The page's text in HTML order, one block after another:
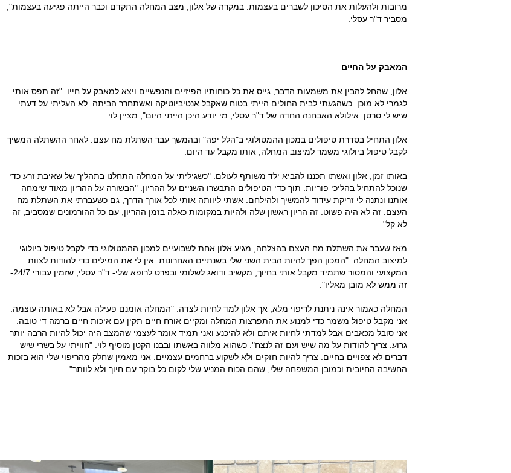
מרובות ולהעלות את הסיכון לשברים בעצמות. במקרה של אלון, מצב המחלה התקדם וכבר הייתה פגיעה בעצמות",
מסביר ד"ר עסלי.
המאבק על החיים
אלון, שהחל להבין את משמעות הדבר, גייס את כל כוחותיו הפיזיים והנפשיים ויצא למאבק על חייו. "זה תפס אותי
לגמרי לא מוכן. כשהגעתי לבית החולים הייתי בטוח שאקבל אנטיביוטיקה ואשתחרר הביתה. לא העליתי על דעתי
שיש לי סרטן. אילולא האבחנה החדה של ד"ר עסלי, מי יודע היכן הייתי היום", מציין לוי.
אלון התחיל בסדרת טיפולים במכון ההמטולוגי ב"הלל יפה" ובהמשך עבר השתלת מח עצם. לאחר ההשתלה המשיך
לקבל טיפול ביולוגי משמר למיצוב המחלה, אותו מקבל עד היום.
באותו זמן, אלון ואשתו תכננו להביא ילד משותף לעולם. "כשגיליתי על המחלה התחלנו בתהליך של שאיבת זרע כדי
שנוכל להתחיל בהליכי פוריות. תוך כדי הטיפולים התבשרו השניים על ההריון. "הבשורה על ההריון מאוד שימחה
אותנו ונתנה לי זריקת עידוד להמשיך ולהילחם. אשתי ליוותה אותי לכל אורך הדרך, גם כשעברתי את השתלת מח
העצם. זה לא היה פשוט. זה הריון ראשון שלה ולהיות במקומות כאלה בזמן ההריון, עם כל ההורמונים שמסביב, זה
לא קל".
מאז שעבר את השתלת מח העצם בהצלחה, מגיע אלון אחת לשבועיים למכון ההמטולוגי כדי לקבל טיפול ביולוגי
למיצוב המחלה. "המכון הפך להיות הבית השני שלי בשנתיים האחרונות. אין לי את המילים כדי להודות לצוות
המקצועי והמסור שתמיד מקבל אותי בחיוך, מקשיב ודואג לשלומי ובפרט לרופא שלי- ד"ר עסלי, שזמין עבורי 24/7-
זה ממש לא מובן מאליו".
המחלה כאמור אינה ניתנת לריפוי מלא, אך אלון למד לחיות לצדה. "המחלה אומנם פעילה אבל לא באותה עוצמה.
אני מקבל טיפול משמר כדי למנוע את התפרצות המחלה ומקיים אורח חיים תקין עם איכות חיים ברמה די טובה.
אני סובל מכאבים אבל למדתי לחיות איתם ולא להיכנע ואני תמיד אומר לעצמי שהמצב היה יכול להיות הרבה יותר
גרוע. צריך להודות על מה שיש ועם זה לנצח". כשהוא מלווה באשתו ובבנו הקטן מוסיף לוי: "חוויתי על בשרי שיש
דברים לא צפויים בחיים. צריך להיות חזקים ולא לשקוע ברחמים עצמיים. אני מאמין שחלק מהריפוי שלי הוא בזכות
החשיבה החיובית וכמובן המשפחה שלי, שהם הכוח המניע שלי לקום כל בוקר עם חיוך ולא לוותר".